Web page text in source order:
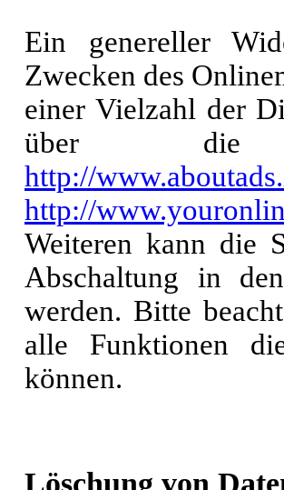
Ein genereller
Zwecken des
einer Vielzahl der
über die
http://
http://
Weiteren kann die
Abschaltung in
werden. Bitte
alle Funktionen
können.
Löschung von